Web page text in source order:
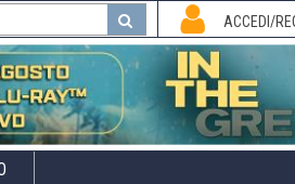
ACCEDI/